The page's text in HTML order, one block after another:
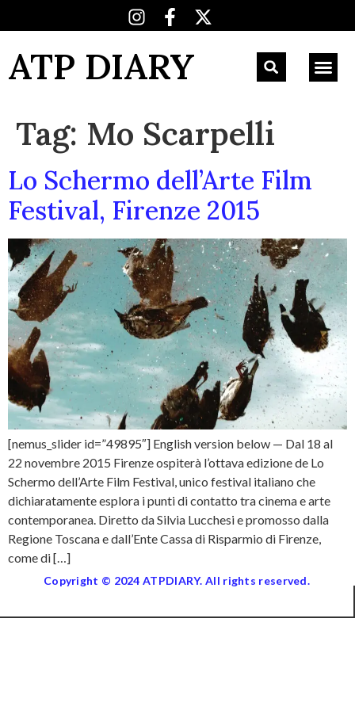
ATP DIARY
Tag: Mo Scarpelli
Lo Schermo dell’Arte Film
Festival, Firenze 2015
[nemus_slider id=”49895″] English version below — Dal 18 al
22 novembre 2015 Firenze ospiterà l’ottava edizione de Lo
Schermo dell’Arte Film Festival, unico festival italiano che
dichiaratamente esplora i punti di contatto tra cinema e arte
contemporanea. Diretto da Silvia Lucchesi e promosso dalla
Regione Toscana e dall’Ente Cassa di Risparmio di Firenze,
come di […]
Copyright © 2024 ATPDIARY. All rights reserved.